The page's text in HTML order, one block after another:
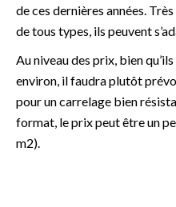
de ces dernières années.
de tous types, ils peuvent
Au niveau des prix, bien
environ, il faudra plutôt
pour un carrelage bien
format, le prix peut être un
m2).